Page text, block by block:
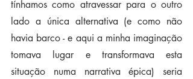
tínhamos como atravessar para o outro
lado a única alternativa (e como não
havia barco - e aqui a minha imaginação
tomava lugar e transformava esta
situação numa narrativa épica) seria